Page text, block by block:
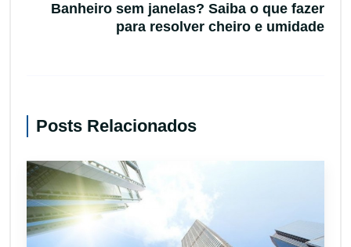
Banheiro sem janelas? Saiba o que fazer
para resolver cheiro e umidade
Posts Relacionados